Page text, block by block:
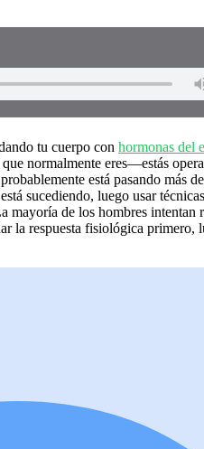
tu cuerpo con hormonas del
normalmente eres—estás
está pasando más
sucediendo, luego usar técnicas
mayoría de los hombres intentan
la respuesta fisiológica primero,